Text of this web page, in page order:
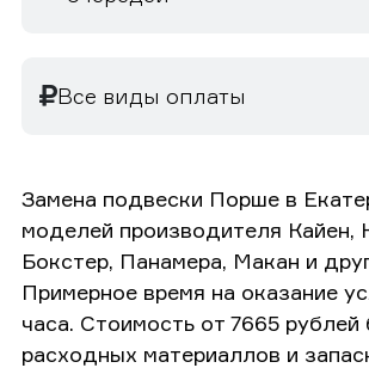
Все виды оплаты
Замена подвески Порше в
моделей производителя Кайен,
Бокстер, Панамера, Макан и
Примерное время на оказание
часа. Стоимость от 7665 рублей
расходных материаллов и